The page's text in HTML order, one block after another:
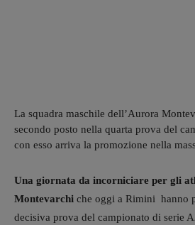
La squadra maschile dell’Aurora
secondo posto nella quarta prova del
con esso arriva la promozione nella
Una giornata da incorniciare per gli
Montevarchi che oggi a Rimini hanno
decisiva prova del campionato di serie